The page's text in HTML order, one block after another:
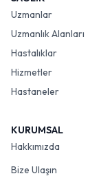
Uzmanlar
Uzmanlık Alanları
Hastalıklar
Hizmetler
Hastaneler
KURUMSAL
Hakkımızda
Bize Ulaşın